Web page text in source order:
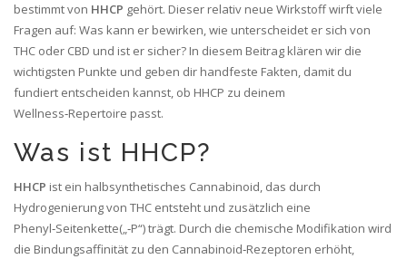
bestimmt von HHCP gehört. Dieser relativ neue Wirkstoff wirft viele
Fragen auf: Was kann er bewirken, wie unterscheidet er sich von
THC oder CBD und ist er sicher? In diesem Beitrag klären wir die
wichtigsten Punkte und geben dir handfeste Fakten, damit du
fundiert entscheiden kannst, ob HHCP zu deinem
Wellness‑Repertoire passt.
Was ist HHCP?
HHCP ist ein halbsynthetisches Cannabinoid, das durch
Hydrogenierung von THC entsteht und zusätzlich eine
Phenyl‑Seitenkette(„‑P“) trägt. Durch die chemische Modifikation wird
die Bindungsaffinität zu den Cannabinoid‑Rezeptoren erhöht,